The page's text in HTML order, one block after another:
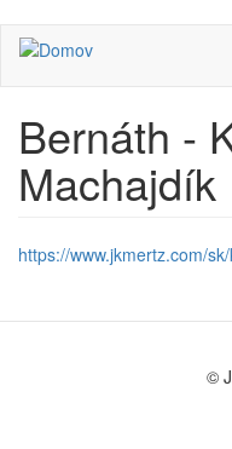
Skočiť
hlavný
Bernáth -
Machajdík
https://www.jkmertz.com/
©